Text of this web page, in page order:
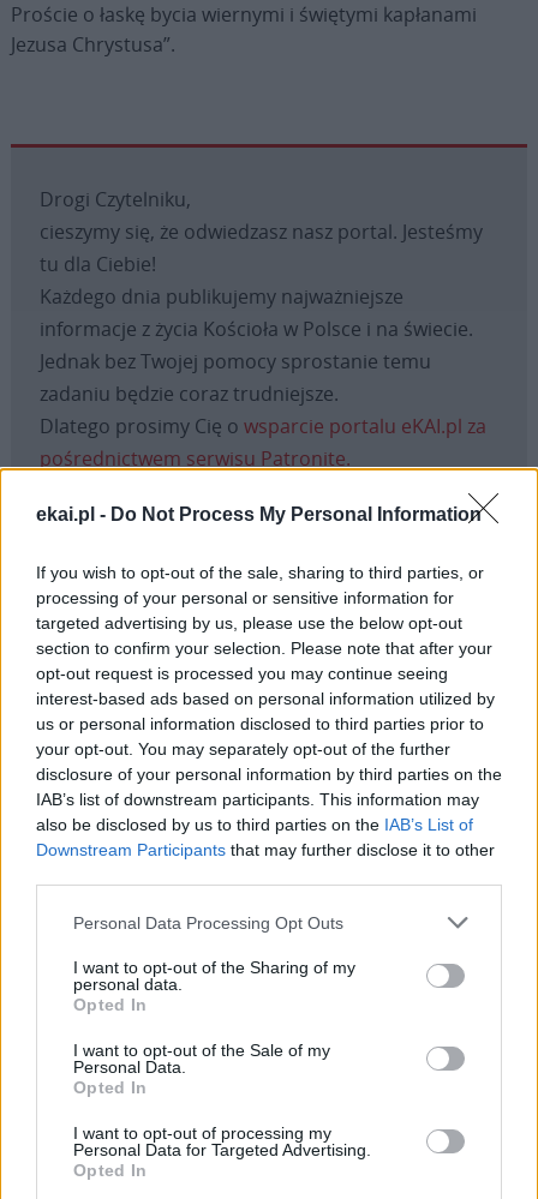
ekai.pl - Do Not Process My Personal Information
If you wish to opt-out of the sale, sharing to third parties, or
processing of your personal or sensitive information for
targeted advertising by us, please use the below opt-out
section to confirm your selection. Please note that after your
opt-out request is processed you may continue seeing
interest-based ads based on personal information utilized by
us or personal information disclosed to third parties prior to
your opt-out. You may separately opt-out of the further
disclosure of your personal information by third parties on the
IAB’s list of downstream participants. This information may
also be disclosed by us to third parties on the IAB’s List of
Downstream Participants that may further disclose it to other
Personal Data Processing Opt Outs
I want to opt-out of the Sharing of my
personal data.
Opted In
I want to opt-out of the Sale of my
Personal Data.
Opted In
I want to opt-out of processing my
Personal Data for Targeted Advertising.
Opted In
Proście o łaskę bycia wiernymi i świętymi kapłanami
Jezusa Chrystusa”.
Drogi Czytelniku,
cieszymy się, że odwiedzasz nasz portal. Jesteśmy
tu dla Ciebie!
Każdego dnia publikujemy najważniejsze
informacje z życia Kościoła w Polsce i na świecie.
Jednak bez Twojej pomocy sprostanie temu
zadaniu będzie coraz trudniejsze.
Dlatego prosimy Cię o wsparcie portalu eKAI.pl za
pośrednictwem serwisu Patronite.
misję. Więcej informacji znajdziesztutaj.
Facebook
TwitterMessenger
WhatsApp
EmailCopy
Link
Print
Wersja do druku
JUBILEUSZ KAPŁAŃSTWO KSIĘŻA WROCŁAWSKA
Najnowsze
Medziugorie: zakończył się 37. Mladifest
06 sierpnia 2026 | 20:19